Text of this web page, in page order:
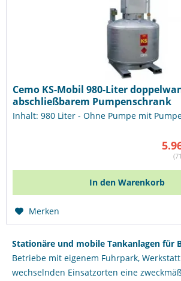
Cemo KS-Mobil 980-Liter
abschließbarem Pumpenschrank
Inhalt: 980 Liter - Ohne Pumpe mit
In den Warenkorb
Merken
Stationäre und mobile Tankanlagen für
Betriebe mit eigenem Fuhrpark,
wechselnden Einsatzorten eine